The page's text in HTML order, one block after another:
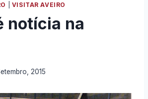
VISITAR AVEIRO
notícia na
2015